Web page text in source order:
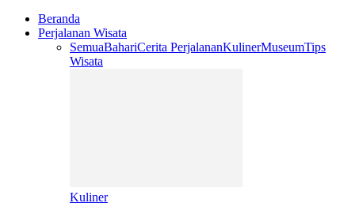
Beranda
Perjalanan Wisata
SemuaBahariCerita PerjalananKulinerMuseumTips
Wisata
Kuliner